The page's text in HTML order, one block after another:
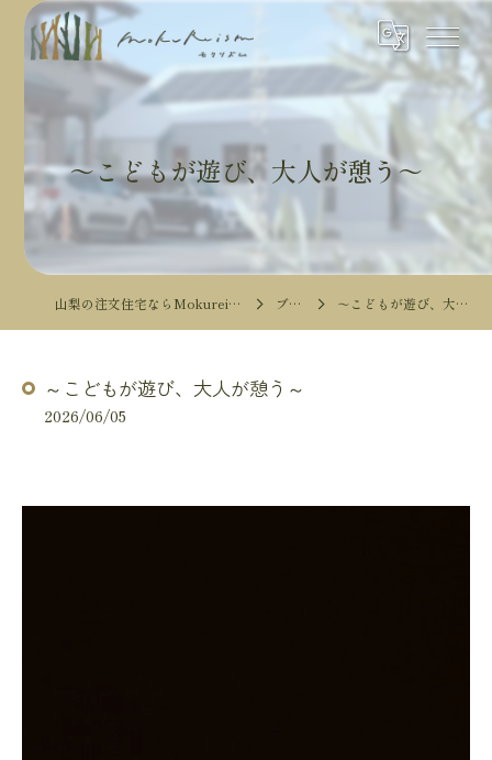
～こどもが遊び、大人が憩う～
山梨の注文住宅ならMokureismモクリズム ブログ ～こどもが遊び、大人が憩う～
～こどもが遊び、大人が憩う～
2026/06/05